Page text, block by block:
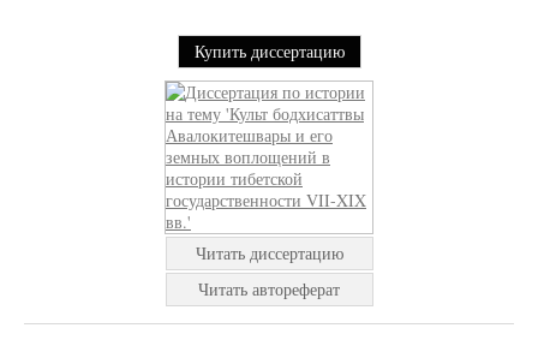
Купить диссертацию
Читать диссертацию
Читать автореферат